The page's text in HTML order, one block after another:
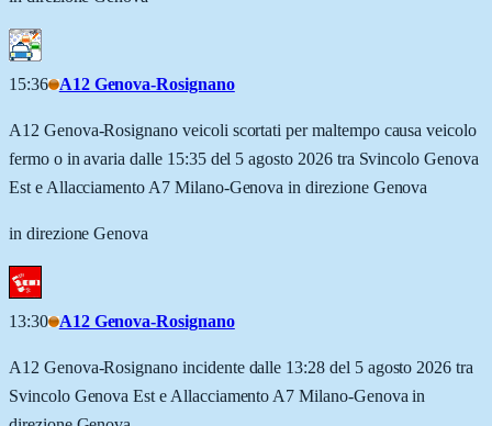
15:36 A12 Genova-Rosignano
A12 Genova-Rosignano veicoli scortati per maltempo causa veicolo
fermo o in avaria dalle 15:35 del 5 agosto 2026 tra Svincolo Genova
Est e Allacciamento A7 Milano-Genova in direzione Genova
in direzione Genova
13:30 A12 Genova-Rosignano
A12 Genova-Rosignano incidente dalle 13:28 del 5 agosto 2026 tra
Svincolo Genova Est e Allacciamento A7 Milano-Genova in